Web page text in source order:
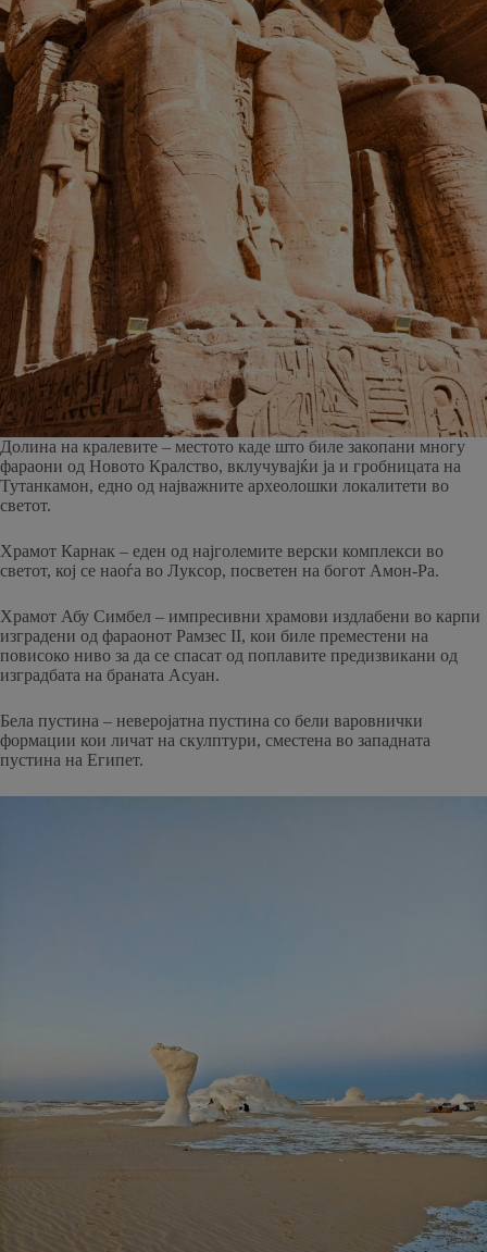
Долина на кралевите – местото каде што биле закопани многу
фараони од Новото Кралство, вклучувајќи ја и гробницата на
Тутанкамон, едно од најважните археолошки локалитети во
светот.
Храмот Карнак – еден од најголемите верски комплекси во
светот, кој се наоѓа во Луксор, посветен на богот Амон-Ра.
Храмот Абу Симбел – импресивни храмови издлабени во карпи
изградени од фараонот Рамзес II, кои биле преместени на
повисоко ниво за да се спасат од поплавите предизвикани од
изградбата на браната Асуан.
Бела пустина – неверојатна пустина со бели варовнички
формации кои личат на скулптури, сместена во западната
пустина на Египет.